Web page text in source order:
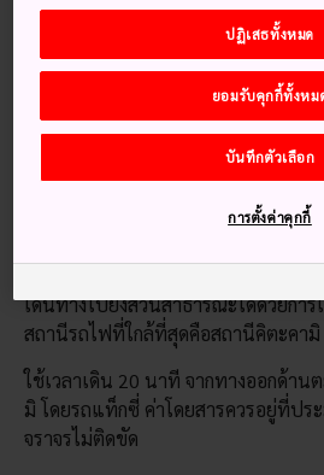
เดินผ่านอุโมงค์สีชมพู
อาหารและผลิตภัณฑ์ท้องถิ่นมีว
สวนในช่วงเทศกาล
วิธีการเดินทาง
เดินทางไปยังสวนสาธารณะได้ด้วยกา
สถานีรถไฟที่ใกล้ที่สุดคือสถานีคิตะคามิ
ใช้เวลาเดิน 20 นาที จากทางออกด้าน
มิ โดยรถแท็กซี่ ค่าโดยสารควรอยู่ที่ปร
จราจรไม่ติดขัด
ปฏิเสธทั้งหมด
ยอมรับคุกกี้ทั้งหม
บันทึกตัวเลือก
การตั้งค่าคุกกี้